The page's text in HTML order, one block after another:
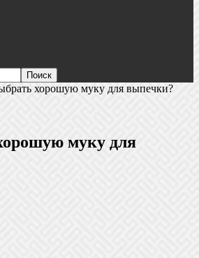
хорошую муку для выпечки?
муку для